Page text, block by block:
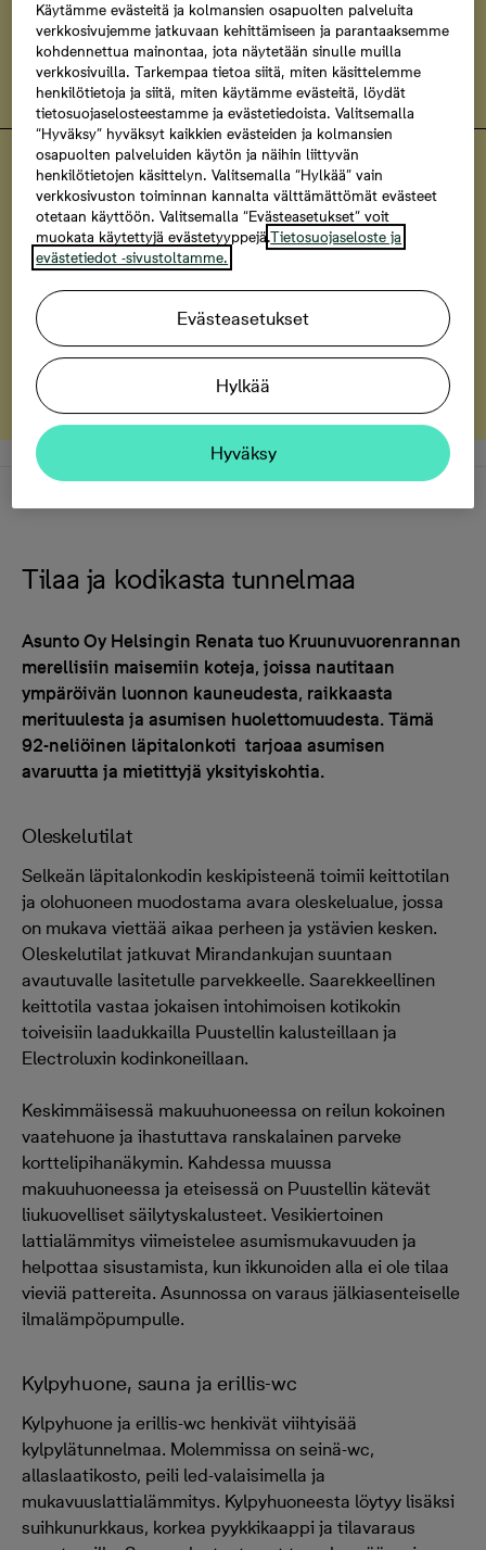
Tutustu Bonava-turvaan
Helsingin Renata
Uniikkeja kaksikerroksisia koteja
Tutustu Renatan kaksikerroksisiin koteihin
Helsingin Renata
Haaveena merinäköala?
Kodit, joissa merinäköala
Tilaa ja kodikasta tunnelmaa
Asunto Oy Helsingin Renata tuo Kruunuvuorenrannan
merellisiin maisemiin koteja, joissa nautitaan
ympäröivän luonnon kauneudesta, raikkaasta
merituulesta ja asumisen huolettomuudesta. Tämä
92-neliöinen läpitalonkoti tarjoaa asumisen
avaruutta ja mietittyjä yksityiskohtia.
Oleskelutilat
Selkeän läpitalonkodin keskipisteenä toimii keittotilan
ja olohuoneen muodostama avara oleskelualue, jossa
on mukava viettää aikaa perheen ja ystävien kesken.
Oleskelutilat jatkuvat Mirandankujan suuntaan
avautuvalle lasitetulle parvekkeelle. Saarekkeellinen
keittotila vastaa jokaisen intohimoisen kotikokin
toiveisiin laadukkailla Puustellin kalusteillaan ja
Electroluxin kodinkoneillaan.
Keskimmäisessä makuuhuoneessa on reilun kokoinen
vaatehuone ja ihastuttava ranskalainen parveke
korttelipihanäkymin. Kahdessa muussa
makuuhuoneessa ja eteisessä on Puustellin kätevät
liukuovelliset säilytyskalusteet. Vesikiertoinen
lattialämmitys viimeistelee asumismukavuuden ja
helpottaa sisustamista, kun ikkunoiden alla ei ole tilaa
vieviä pattereita. Asunnossa on varaus jälkiasenteiselle
ilmalämpöpumpulle.
Kylpyhuone, sauna ja erillis-wc
Kylpyhuone ja erillis-wc henkivät viihtyisää
kylpylätunnelmaa. Molemmissa on seinä-wc,
allaslaatikosto, peili led-valaisimella ja
mukavuuslattialämmitys. Kylpyhuoneesta löytyy lisäksi
suihkunurkkaus, korkea pyykkikaappi ja tilavaraus
Käytämme evästeitä ja kolmansien osapuolten palveluita
verkkosivujemme jatkuvaan kehittämiseen ja parantaaksemme
kohdennettua mainontaa, jota näytetään sinulle muilla
verkkosivuilla. Tarkempaa tietoa siitä, miten käsittelemme
henkilötietoja ja siitä, miten käytämme evästeitä, löydät
tietosuojaselosteestamme ja evästetiedoista. Valitsemalla
“Hyväksy” hyväksyt kaikkien evästeiden ja kolmansien
osapuolten palveluiden käytön ja näihin liittyvän
henkilötietojen käsittelyn. Valitsemalla “Hylkää” vain
verkkosivuston toiminnan kannalta välttämättömät evästeet
otetaan käyttöön. Valitsemalla “Evästeasetukset” voit
muokata käytettyjä evästetyyppejä.Tietosuojaseloste ja
evästetiedot -sivustoltamme.
Evästeasetukset
Hylkää
Hyväksy